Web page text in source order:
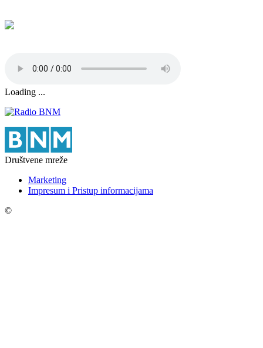
Loading ...
Društvene mreže
Marketing
Impresum i Pristup informacijama
©